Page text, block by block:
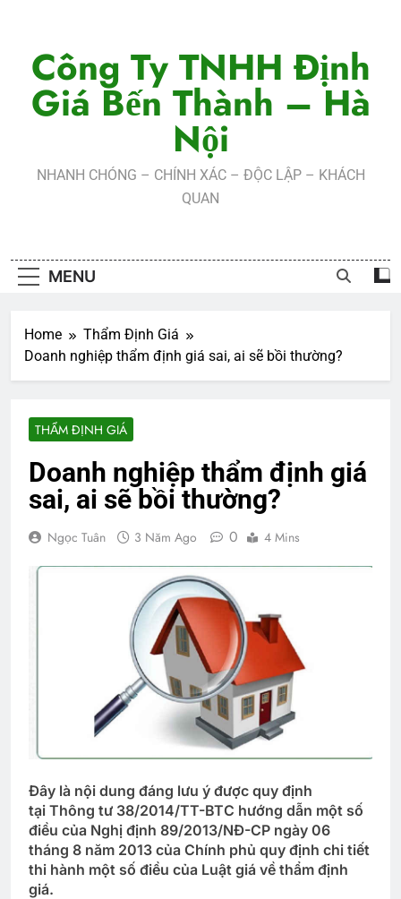
contentCông Ty TNHH Định
Giá Bến Thành – Hà
Nội
NHANH CHÓNG – CHÍNH XÁC – ĐỘC LẬP – KHÁCH
QUAN
MENU
Home
Thẩm Định Giá
Doanh nghiệp thẩm định giá sai, ai sẽ bồi thường?
THẨM ĐỊNH GIÁ
Doanh nghiệp thẩm định giá
sai, ai sẽ bồi thường?
Ngọc Tuân 3 Năm Ago 0 4 Mins
Đây là nội dung đáng lưu ý được quy định
tại Thông tư 38/2014/TT-BTC hướng dẫn một số
điều của Nghị định 89/2013/NĐ-CP ngày 06
tháng 8 năm 2013 của Chính phủ quy định chi tiết
thi hành một số điều của Luật giá về thẩm định
giá.